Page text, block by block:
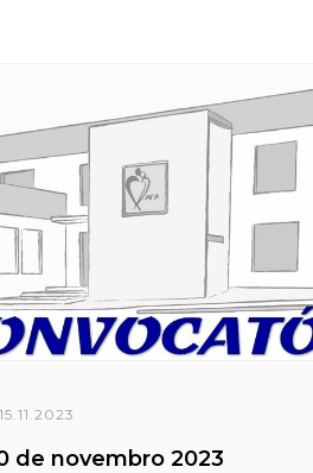
15.11.2023
de novembro 2023